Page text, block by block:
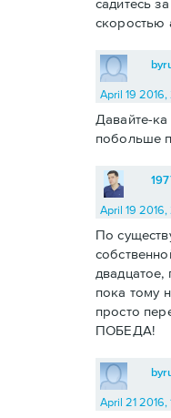
садитесь
скоростью
April 19
Давайте-
побольше
April 19
По
двадцатое,
пока тому
просто
ПОБЕДА!
April 21 2016,